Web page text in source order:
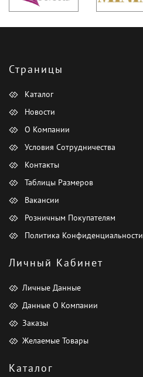
Страницы
Каталог
Новости
О Компании
Условия Сотрудничества
Контакты
Таблицы Размеров
Вакансии
Розничным Покупателям
Политика Конфиденциальности
Личный Кабинет
Личные Данные
Данные О Компании
Заказы
Желаемые Товары
Каталог